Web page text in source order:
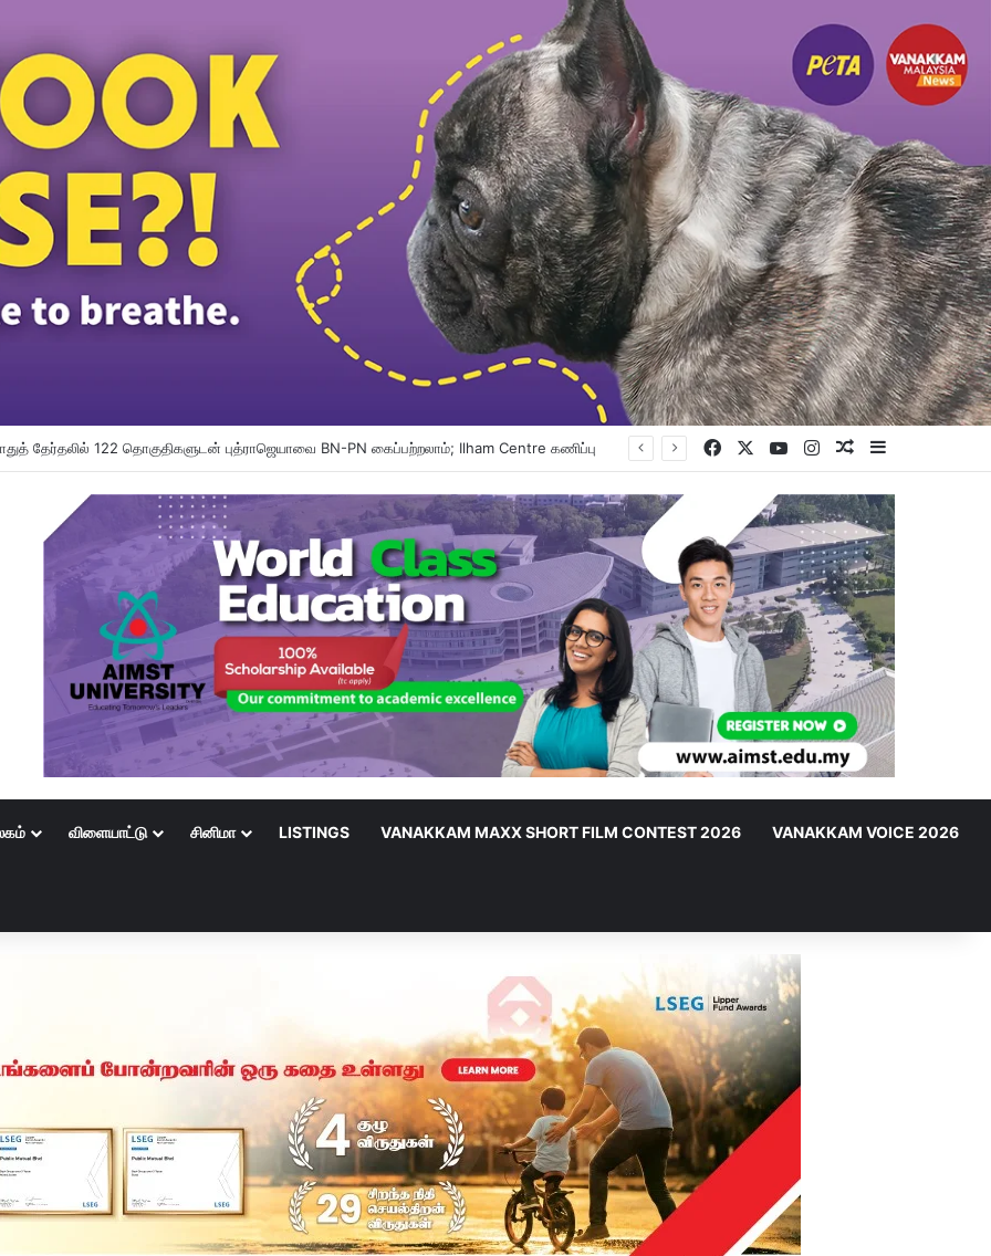
Facebook YouTubeInstagramRandom Article
விளையாட்டு சினிமா LISTINGS VANAKKAM MAXX SHORT FILM CONTEST 2026 VANAKKAM VOICE 2026